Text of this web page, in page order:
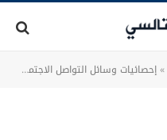
»إحصائيات وسائل التواصل الاجتماعي